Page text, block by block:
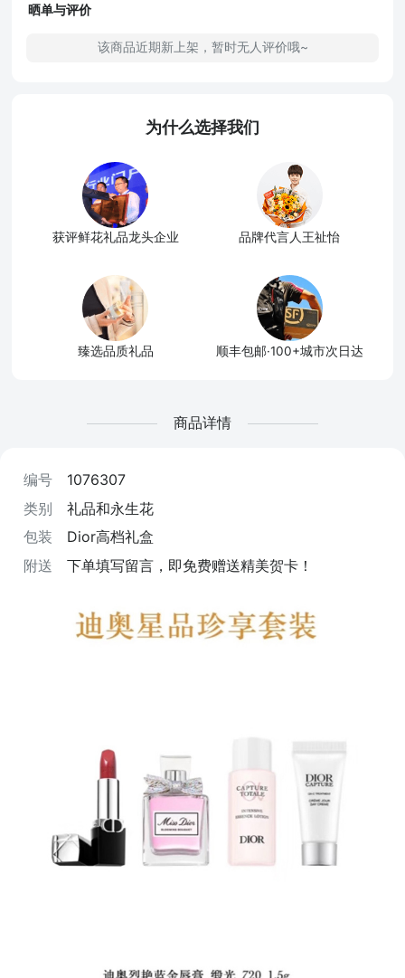
晒单与评价
该商品近期新上架，暂时无人评价哦~
为什么选择我们
获评鲜花礼品龙头企业 品牌代言人王祉怡
臻选品质礼品 顺丰包邮·100+城市次日达
商品详情
编号
1076307
类别
礼品和永生花
包装
Dior高档礼盒
附送
下单填写留言，即免费赠送精美贺卡！